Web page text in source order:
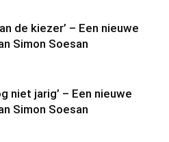
de kiezer’ – Een nieuwe
Simon Soesan
niet jarig’ – Een nieuwe
Simon Soesan